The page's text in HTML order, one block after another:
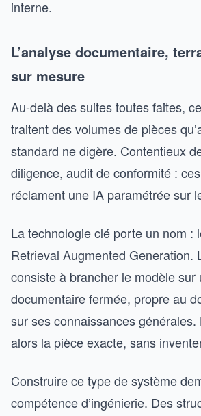
interne.
L’analyse documentaire,
sur mesure
Au-delà des suites toutes faites,
traitent des volumes de pièces
standard ne digère. Contentieux
diligence, audit de conformité :
réclament une IA paramétrée sur
La technologie clé porte un nom :
Retrieval Augmented Generation.
consiste à brancher le modèle sur
documentaire fermée, propre au
sur ses connaissances
alors la pièce exacte, sans
Construire ce type de système
compétence d’ingénierie. Des